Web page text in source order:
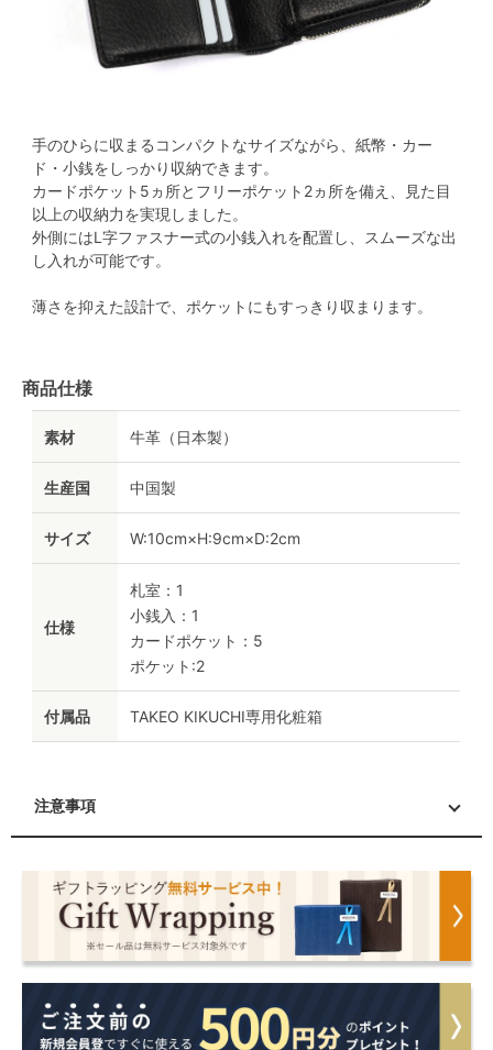
手のひらに収まるコンパクトなサイズながら、紙幣・カー
ド・小銭をしっかり収納できます。
カードポケット5ヵ所とフリーポケット2ヵ所を備え、見た目
以上の収納力を実現しました。
外側にはL字ファスナー式の小銭入れを配置し、スムーズな出
し入れが可能です。
薄さを抑えた設計で、ポケットにもすっきり収まります。
商品仕様
素材 牛革（日本製）
生産国 中国製
サイズ W:10cm×H:9cm×D:2cm
仕様
札室：1
小銭入：1
カードポケット：5
ポケット:2
付属品 TAKEO KIKUCHI専用化粧箱
注意事項